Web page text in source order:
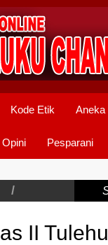
Kode Etik Aneka
Opini Pesparani
/
II